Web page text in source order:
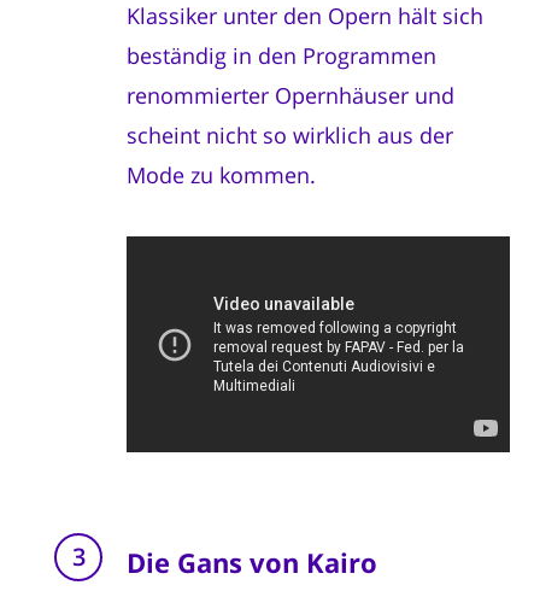
Klassiker unter den Opern hält sich
beständig in den Programmen
renommierter Opernhäuser und
scheint nicht so wirklich aus der
Mode zu kommen.
Die Gans von Kairo